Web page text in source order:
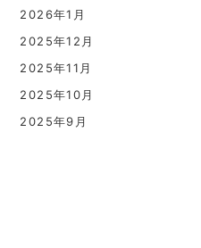
2026年1月
2025年12月
2025年11月
2025年10月
2025年9月